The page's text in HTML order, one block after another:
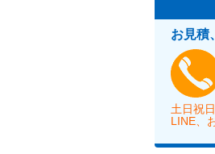
お見積
土日祝
LINE、